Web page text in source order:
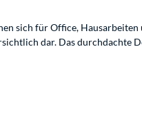
sich für Office,
dar. Das durchdachte